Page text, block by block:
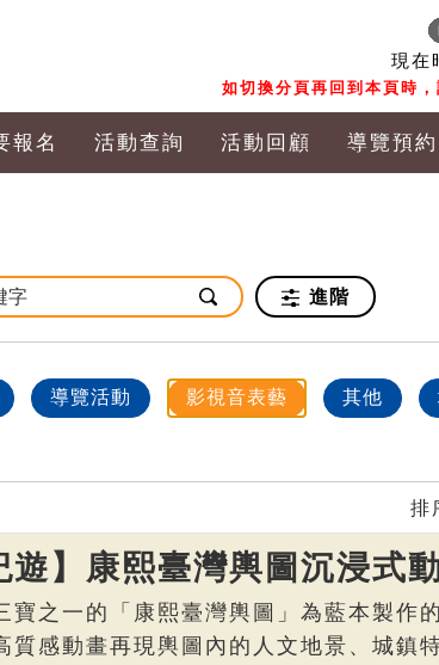
現在
如切換分頁再回到本頁時
報名 活動查詢 活動回顧 導覽預約
進階
導覽活動 影視音表藝 其他
排
遊】康熙臺灣輿圖沉浸式
寶之一的「康熙臺灣輿圖」為藍本製作
質感動畫再現輿圖內的人文地景、城鎮